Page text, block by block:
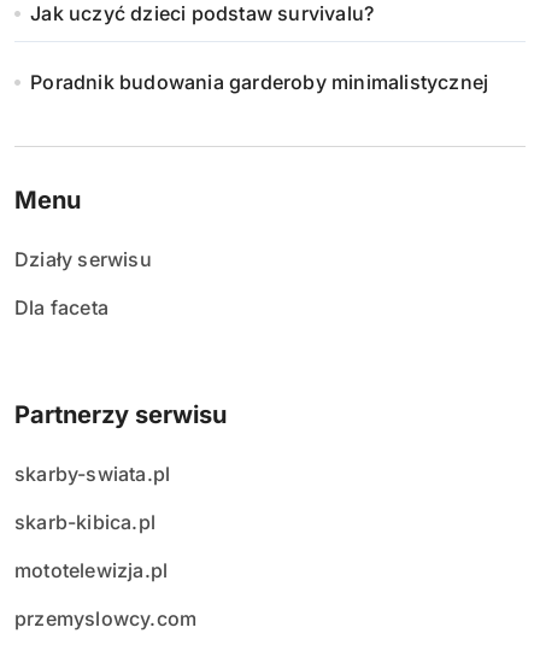
Jak uczyć dzieci podstaw survivalu?
Poradnik budowania garderoby minimalistycznej
Menu
Działy serwisu
Dla faceta
Partnerzy serwisu
skarby-swiata.pl
skarb-kibica.pl
mototelewizja.pl
przemyslowcy.com